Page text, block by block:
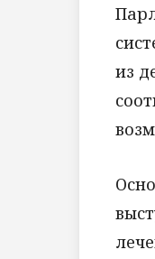
из